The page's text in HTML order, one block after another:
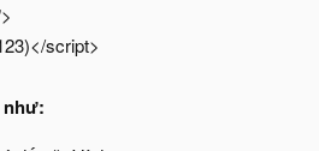
script>
như: